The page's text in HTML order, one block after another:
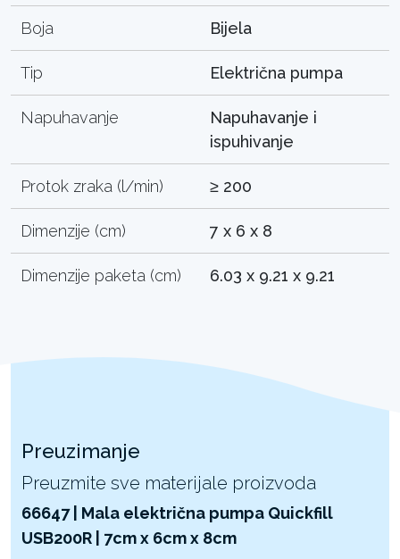
Boja Bijela
Tip Električna pumpa
Napuhavanje
Napuhavanje i
ispuhivanje
Protok zraka (l/min) ≥ 200
Dimenzije (cm) 7 x 6 x 8
Dimenzije paketa (cm) 6.03 x 9.21 x 9.21
Preuzimanje
Preuzmite sve materijale proizvoda
66647 | Mala električna pumpa Quickfill
USB200R | 7cm x 6cm x 8cm